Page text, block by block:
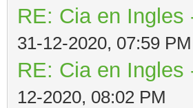
RE: Cia en Ingles
31-12-2020, 07:59 PM
RE: Cia en Ingles
12-2020, 08:02 PM